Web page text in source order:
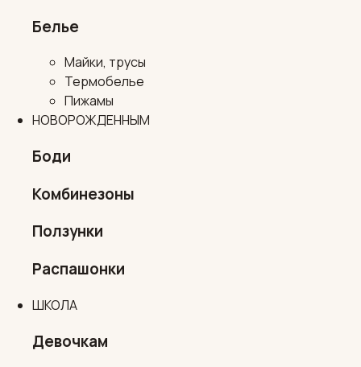
Белье
Майки, трусы
Термобелье
Пижамы
НОВОРОЖДЕННЫМ
Боди
Комбинезоны
Ползунки
Распашонки
ШКОЛА
Девочкам